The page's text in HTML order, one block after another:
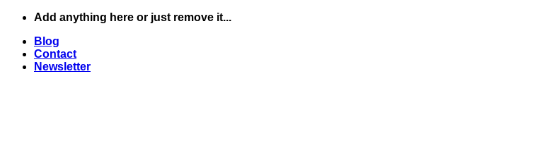
Skip
content
Add anything here or just remove it...
Blog
Contact
Newsletter